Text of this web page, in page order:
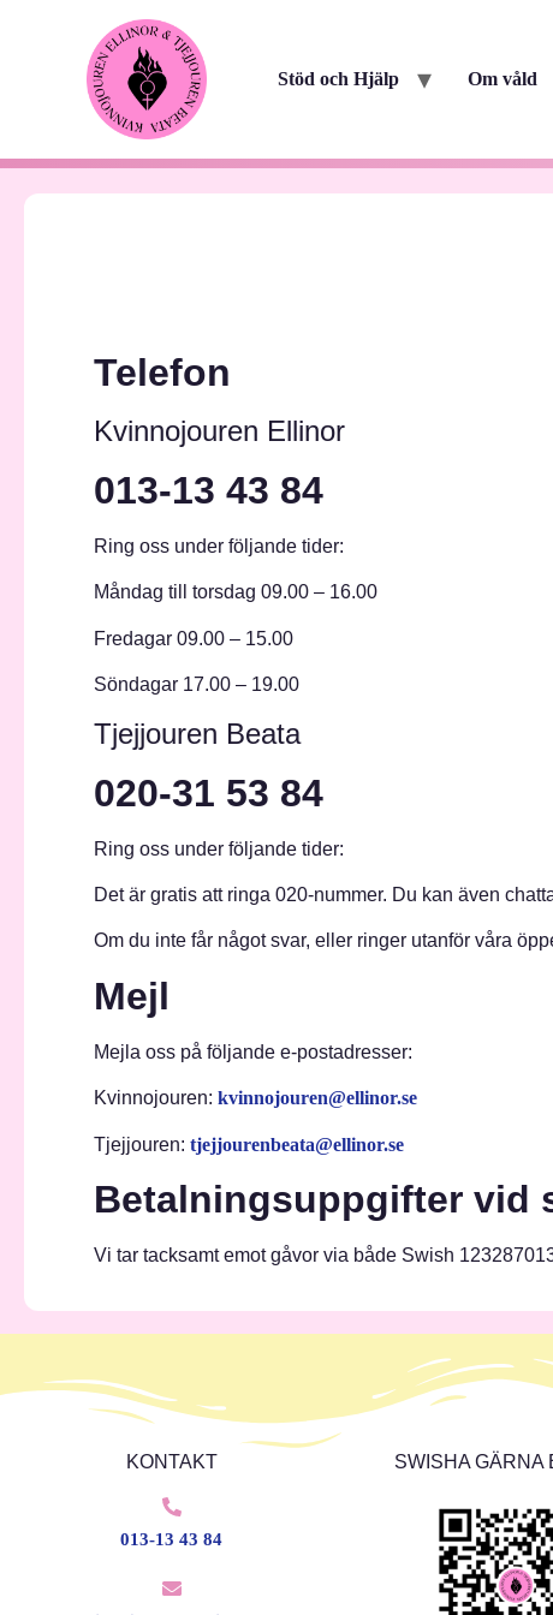
Stöd och Hjälp Om våld
Telefon
Kvinnojouren Ellinor
013-13 43 84
Ring oss under följande tider:
Måndag till torsdag 09.00 – 16.00
Fredagar 09.00 – 15.00
Söndagar 17.00 – 19.00
Tjejjouren Beata
020-31 53 84
Ring oss under följande tider:
Det är gratis att ringa 020-nummer. Du kan även
Om du inte får något svar, eller ringer utanför våra
Mejl
Mejla oss på följande e-postadresser:
Kvinnojouren: kvinnojouren@ellinor.se
Tjejjouren: tjejjourenbeata@ellinor.se
Betalningsuppgifter vid
Vi tar tacksamt emot gåvor via både Swish
KONTAKT
013-13 43 84
SWISHA GÄRNA